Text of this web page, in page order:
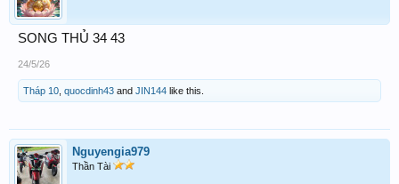
SONG THỦ 34 43
24/5/26
Tháp 10 quocdinh43 and JIN144 like this.
Nguyengia979
Thần Tài